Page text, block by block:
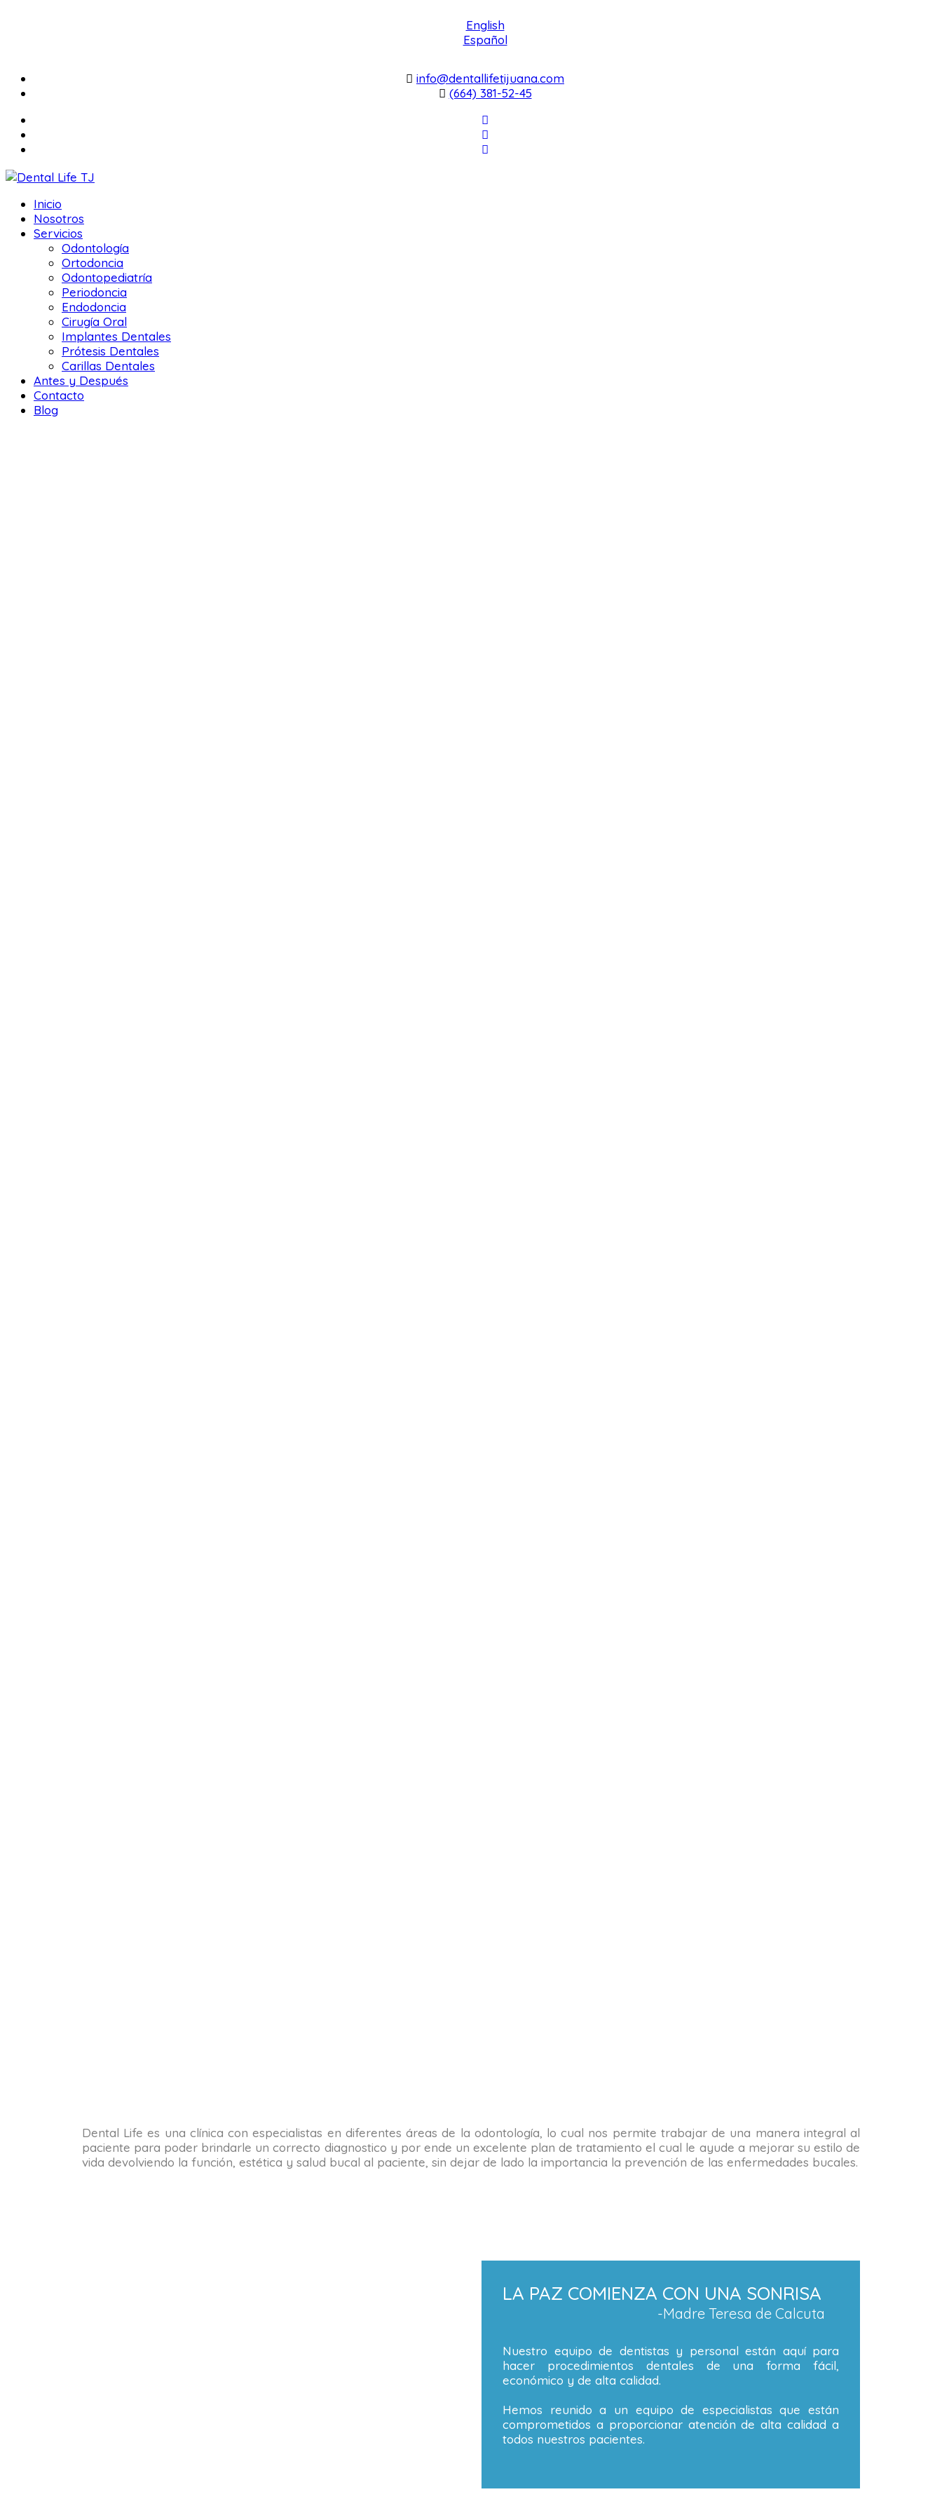
English
Español
info@dentallifetijuana.com
(664) 381-52-45
Inicio
Nosotros
Servicios
Odontología
Ortodoncia
Odontopediatría
Periodoncia
Endodoncia
Cirugía Oral
Implantes Dentales
Prótesis Dentales
Carillas Dentales
Antes y Después
Contacto
Blog
Dental Life es una clínica con especialistas en diferentes áreas de la odontología, lo cual nos permite trabajar de una manera integral al
paciente para poder brindarle un correcto diagnostico y por ende un excelente plan de tratamiento el cual le ayude a mejorar su estilo de
vida devolviendo la función, estética y salud bucal al paciente, sin dejar de lado la importancia la prevención de las enfermedades bucales.
LA PAZ COMIENZA CON UNA SONRISA
-Madre Teresa de Calcuta
Nuestro equipo de dentistas y personal están aquí para
hacer procedimientos dentales de una forma fácil,
económico y de alta calidad.
Hemos reunido a un equipo de especialistas que están
comprometidos a proporcionar atención de alta calidad a
todos nuestros pacientes.